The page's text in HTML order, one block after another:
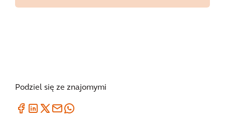
Podziel się ze znajomymi